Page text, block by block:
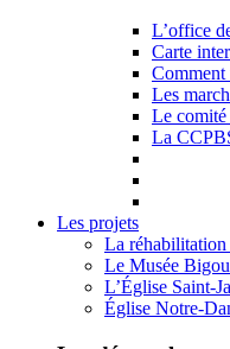
L’office
Carte
Comment
Les
Le comité
La
Les projets
La réhabilitation
Le Musée
L’Église Saint-
Église Notre-